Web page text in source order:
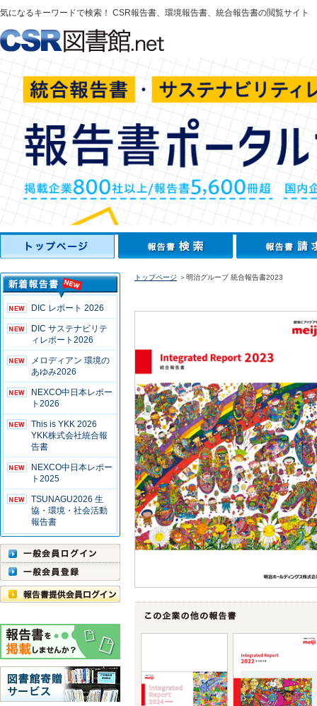
気になるキーワードで検索！ CSR報告書、環境報告書、統合報告書の閲覧サイト
DIC レポート 2026
DIC サステナビリテ
ィレポート2026
メロディアン 環境の
あゆみ2026
NEXCO中日本レポー
ト2026
This is YKK 2026
YKK株式会社統合報
告書
NEXCO中日本レポー
ト2025
TSUNAGU2026 生
協・環境・社会活動
報告書
トップページ ＞明治グループ 統合報告書2023